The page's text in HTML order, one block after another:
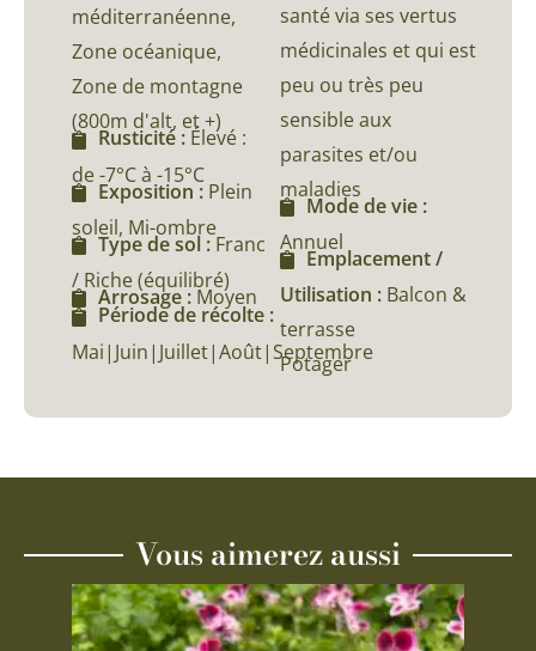
méditerranéenne,
Zone océanique,
Zone de montagne
(800m d'alt, et +)
Rusticité : Élevé :
de -7°C à -15°C
Exposition : Plein
soleil, Mi-ombre
Type de sol : Franc
/ Riche (équilibré)
Arrosage : Moyen
Période de récolte :
Mai|Juin|Juillet|Août|Septembre
santé via ses vertus
médicinales et qui est
peu ou très peu
sensible aux
parasites et/ou
maladies
Mode de vie :
Annuel
Emplacement /
Utilisation : Balcon &
terrasse
Potager
Vous aimerez aussi